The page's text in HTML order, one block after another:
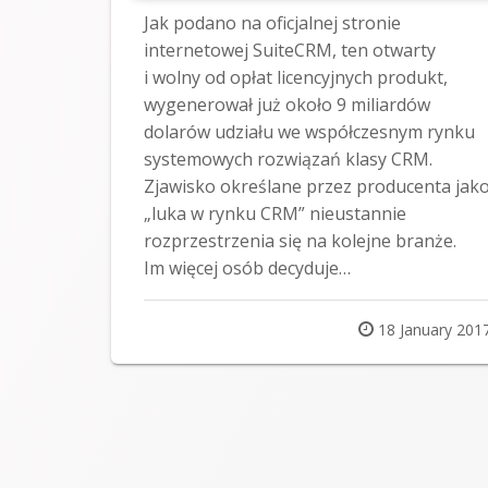
Jak podano na oficjalnej stronie
internetowej SuiteCRM, ten otwarty
i wolny od opłat licencyjnych produkt,
wygenerował już około 9 miliardów
dolarów udziału we współczesnym rynku
systemowych rozwiązań klasy CRM.
Zjawisko określane przez producenta
„luka w rynku CRM” nieustannie
rozprzestrzenia się na kolejne branże.
Im więcej osób decyduje…
Posted
on
18 January